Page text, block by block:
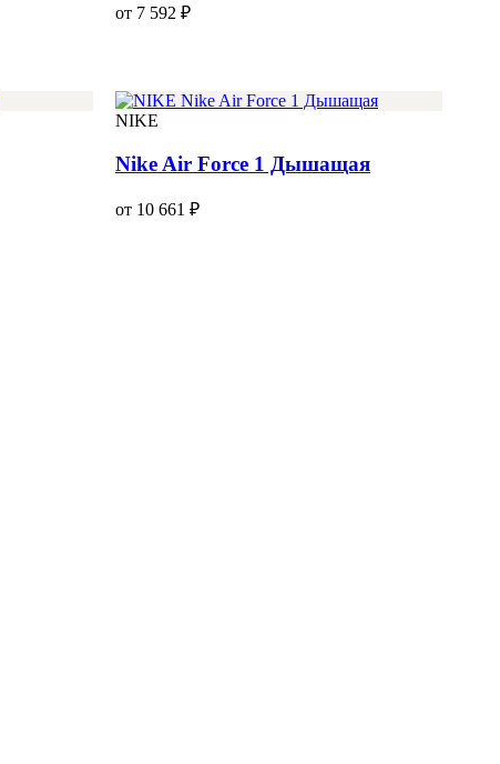
от 7 592 ₽
NIKE
Nike Air Force 1 Дышащая
от 10 661 ₽